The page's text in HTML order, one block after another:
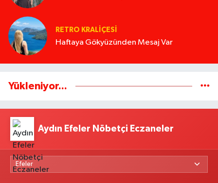
RETRO KRALIÇESI
Haftaya Gökyüzünden Mesaj Var
Yükleniyor...
Aydın Efeler Nöbetçi Eczaneler